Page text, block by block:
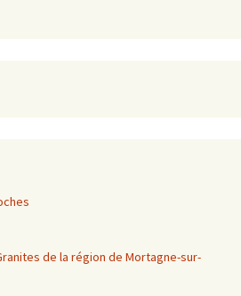
de la région de Mortagne-sur-